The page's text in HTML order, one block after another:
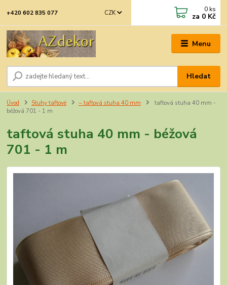
Menu
CZK
Hledat
+420 602 835 077 0 ks
za 0 Kč
Úvod Stuhy taftové ~ taftová stuha 40 mm
taftová stuha 40 mm -
béžová 701 - 1 m
taftová stuha 40 mm - béžová
701 - 1 m